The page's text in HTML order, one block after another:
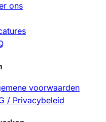
ons
voorwaarden
/ Privacybeleid